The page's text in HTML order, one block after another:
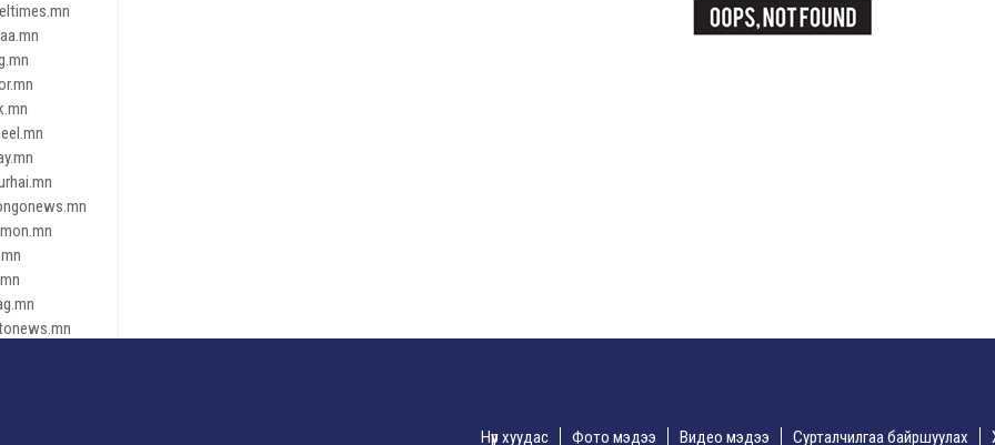
Нүүр хуудас Фото мэдээ Видео мэдээ Сурталчилгаа байршуулах